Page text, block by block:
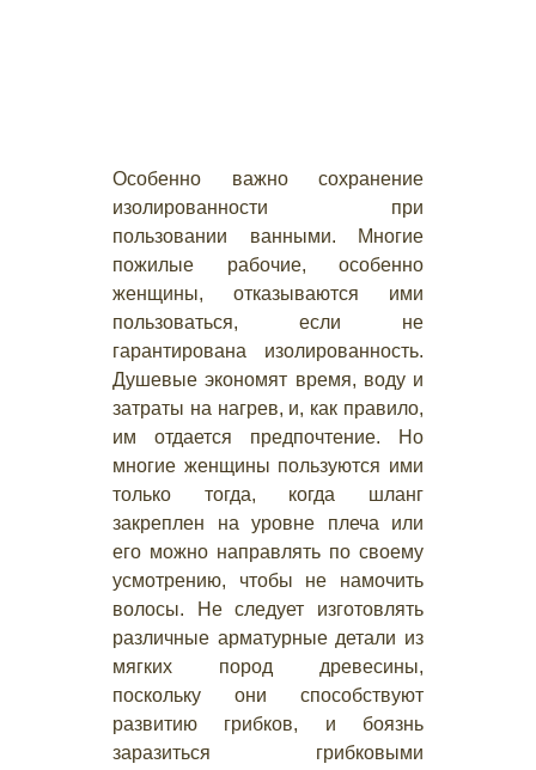
Особенно важно сохранение
изолированности при
пользовании ванными. Многие
пожилые рабочие, особенно
женщины, отказываются ими
пользоваться, если не
гарантирована изолированность.
Душевые экономят время, воду и
затраты на нагрев, и, как правило,
им отдается предпочтение. Но
многие женщины пользуются ими
только тогда, когда шланг
закреплен на уровне плеча или
его можно направлять по своему
усмотрению, чтобы не намочить
волосы. Не следует изготовлять
различные арматурные детали из
мягких пород древесины,
поскольку они способствуют
развитию грибков, и боязнь
заразиться грибковыми